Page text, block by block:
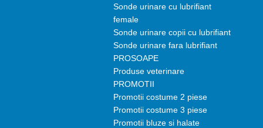
Sonde urinare cu lubrifiant
female
Sonde urinare copii cu lubrifiant
Sonde urinare fara lubrifiant
PROSOAPE
Produse veterinare
PROMOTII
Promotii costume 2 piese
Promotii costume 3 piese
Promotii bluze si halate